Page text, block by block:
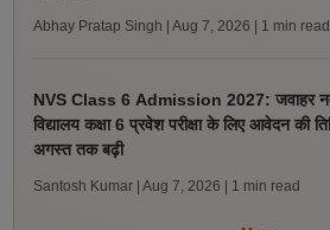
Abhay Pratap Singh | Aug 7, 2026 | 1 min read
NVS Class 6 Admission 2027: जवाहर
विद्यालय कक्षा 6 प्रवेश परीक्षा के लिए आवेदन की
अगस्त तक बढ़ी
Santosh Kumar | Aug 7, 2026 | 1 min read